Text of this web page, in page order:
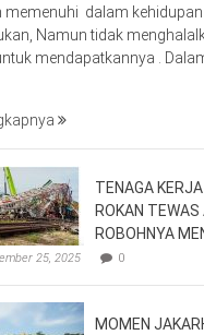
memenuhi dalam
Namun tidak
mendapatkannya .
TENAGA
ROKAN TEWAS
ROBOHNYA
25, 2025 0
MOMEN